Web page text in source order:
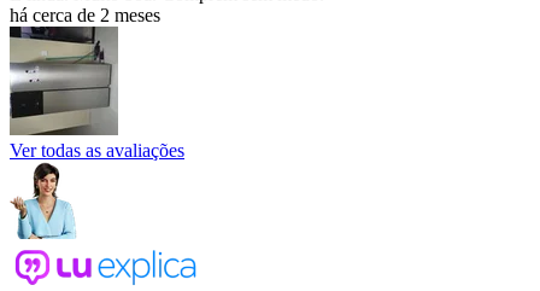
há cerca de 2 meses
Ver todas as avaliações